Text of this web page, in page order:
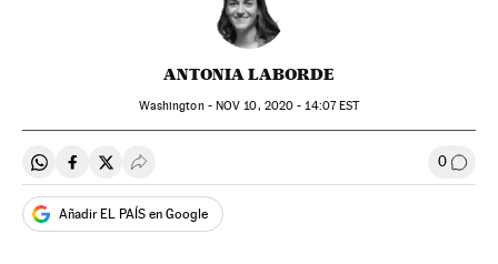
ANTONIA LABORDE
Washington - NOV 10, 2020 - 14:07EST
Compartir en Whatsapp
Compartir en Facebook
Compartir en Twitter
Desplegar Redes Sociales 0
Añadir EL PAÍS en Google